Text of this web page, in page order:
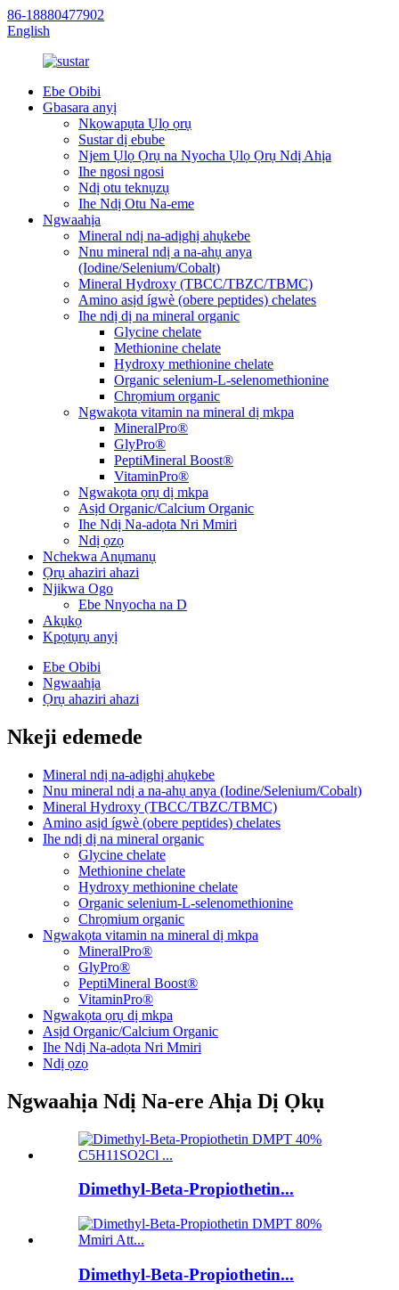
86-18880477902
English
Ebe Obibi
Gbasara anyị
Nkọwapụta Ụlọ ọrụ
Sustar dị ebube
Njem Ụlọ Ọrụ na Nyocha Ụlọ Ọrụ Ndị Ahịa
Ihe ngosi ngosi
Ndị otu teknụzụ
Ihe Ndị Otu Na-eme
Ngwaahịa
Mineral ndị na-adịghị ahụkebe
Nnu mineral ndị a na-ahụ anya
(Iodine/Selenium/Cobalt)
Mineral Hydroxy (TBCC/TBZC/TBMC)
Amino asịd ígwè (obere peptides) chelates
Ihe ndị dị na mineral organic
Glycine chelate
Methionine chelate
Hydroxy methionine chelate
Organic selenium-L-selenomethionine
Chrọmium organic
Ngwakọta vitamin na mineral dị mkpa
MineralPro®
GlyPro®
PeptiMineral Boost®
VitaminPro®
Ngwakọta ọrụ dị mkpa
Asịd Organic/Calcium Organic
Ihe Ndị Na-adọta Nri Mmiri
Ndị ọzọ
Nchekwa Anụmanụ
Ọrụ ahaziri ahazi
Njikwa Ogo
Ebe Nnyocha na D
Akụkọ
Kpọtụrụ anyị
Ebe Obibi
Ngwaahịa
Ọrụ ahaziri ahazi
Nkeji edemede
Mineral ndị na-adịghị ahụkebe
Nnu mineral ndị a na-ahụ anya (Iodine/Selenium/Cobalt)
Mineral Hydroxy (TBCC/TBZC/TBMC)
Amino asịd ígwè (obere peptides) chelates
Ihe ndị dị na mineral organic
Glycine chelate
Methionine chelate
Hydroxy methionine chelate
Organic selenium-L-selenomethionine
Chrọmium organic
Ngwakọta vitamin na mineral dị mkpa
MineralPro®
GlyPro®
PeptiMineral Boost®
VitaminPro®
Ngwakọta ọrụ dị mkpa
Asịd Organic/Calcium Organic
Ihe Ndị Na-adọta Nri Mmiri
Ndị ọzọ
Ngwaahịa Ndị Na-ere Ahịa Dị Ọkụ
Dimethyl-Beta-Propiothetin...
Dimethyl-Beta-Propiothetin...